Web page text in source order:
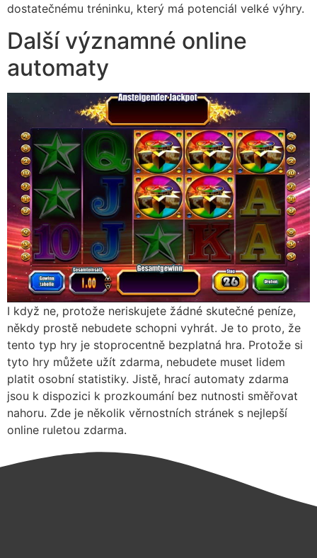
dostatečnému tréninku, který má potenciál velké výhry.
Další významné online
automaty
I když ne, protože neriskujete žádné skutečné peníze,
někdy prostě nebudete schopni vyhrát. Je to proto, že
tento typ hry je stoprocentně bezplatná hra. Protože si
tyto hry můžete užít zdarma, nebudete muset lidem
platit osobní statistiky. Jistě, hrací automaty zdarma
jsou k dispozici k prozkoumání bez nutnosti směřovat
nahoru. Zde je několik věrnostních stránek s nejlepší
online ruletou zdarma.